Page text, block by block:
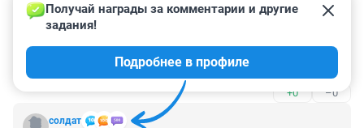
7 марта 2024, 08:30
Вот так суд. У подсудимого ручка нагрелась черезчур,
так пусть за 5 лет остынет, ну а потом опять за свое
"прибыльное дело" берется!
+0 –0
солдат
Получай награды за комментарии и другие
задания!
Подробнее в профиле